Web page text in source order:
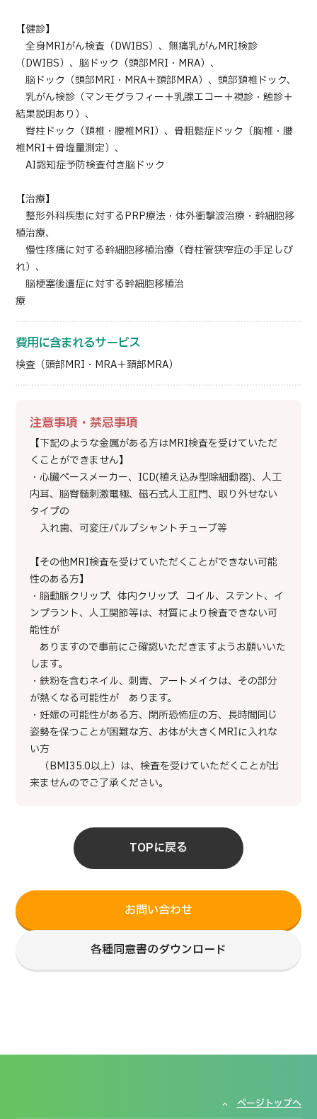
お問い合わせ
各種同意書のダウンロード
【健診】
全身MRIがん検査（DWIBS）、無痛乳がんMRI検診
（DWIBS）、脳ドック（頭部MRI・MRA）、
脳ドック（頭部MRI・MRA＋頚部MRA）、頭部頚椎ドック、
乳がん検診（マンモグラフィー＋乳腺エコー＋視診・触診＋
結果説明あり）、
脊柱ドック（頚椎・腰椎MRI）、骨粗鬆症ドック（胸椎・腰
椎MRI＋骨塩量測定）、
AI認知症予防検査付き脳ドック
【治療】
整形外科疾患に対するPRP療法・体外衝撃波治療・幹細胞移
植治療、
慢性疼痛に対する幹細胞移植治療（脊柱管狭窄症の手足しび
れ）、
脳梗塞後遺症に対する幹細胞移植治
療
費用に含まれるサービス
検査（頭部MRI・MRA＋頚部MRA）
注意事項・禁忌事項
【下記のような金属がある方はMRI検査を受けていただ
くことができません】
・心臓ペースメーカー、ICD(植え込み型除細動器)、人工
内耳、脳脊髄刺激電極、磁石式人工肛門、取り外せない
タイプの
入れ歯、可変圧バルブシャントチューブ等
【その他MRI検査を受けていただくことができない可能
性のある方】
・脳動脈クリップ、体内クリップ、コイル、ステント、イ
ンプラント、人工関節等は、材質により検査できない可
能性が
ありますので事前にご確認いただきますようお願いいた
します。
・鉄粉を含むネイル、刺青、アートメイクは、その部分
が熱くなる可能性が あります。
・妊娠の可能性がある方、閉所恐怖症の方、長時間同じ
姿勢を保つことが困難な方、お体が大きくMRIに入れな
い方
（BMI35.0以上）は、検査を受けていただくことが出
来ませんのでご了承ください。
TOPに戻る
ページトップへ